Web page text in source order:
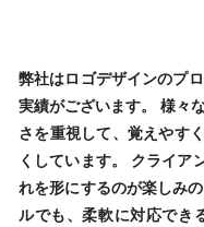
弊社はロゴデザインのプ
実績がございます。 様々
さを重視して、覚えやす
くしています。 クライア
れを形にするのが楽しみ
ルでも、柔軟に対応でき